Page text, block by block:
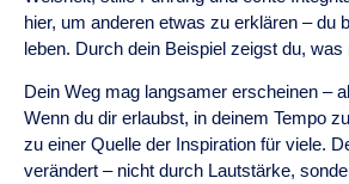
hier, um anderen etwas zu erklären – du
leben. Durch dein Beispiel zeigst du, was
Dein Weg mag langsamer erscheinen –
Wenn du dir erlaubst, in deinem Tempo
zu einer Quelle der Inspiration für viele.
verändert – nicht durch Lautstärke,